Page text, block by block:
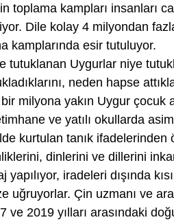
toplama kampları insanları
Dile kolay 4 milyondan
kamplarında esir tutuluyor.
tutuklanan Uygurlar niye
neden hapse
milyona yakın Uygur çocuk
ve yatılı okullarda
kurtulan tanık
dinlerini ve dillerini
yapılıyor, iradeleri dışında
uğruyorlar. Çin uzmanı ve
ve 2019 yılları arasındaki